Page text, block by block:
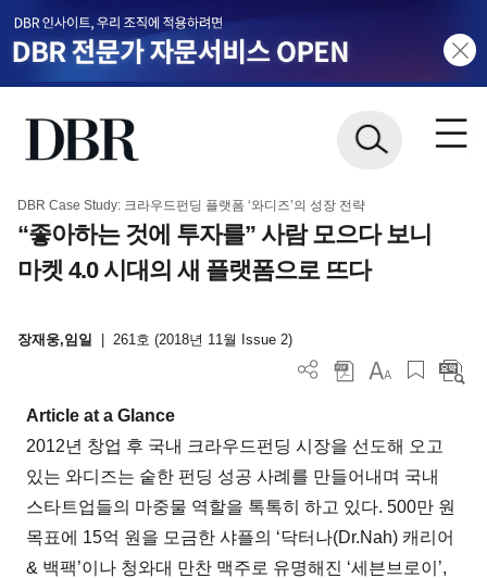
DBR Case Study: 크라우드펀딩 플랫폼 ‘와디즈’의 성장 전략
“좋아하는 것에 투자를” 사람 모으다 보니
마켓 4.0 시대의 새 플랫폼으로 뜨다
장재웅,임일 261호 (2018년 11월 Issue 2)
Article at a Glance
2012년 창업 후 국내 크라우드펀딩 시장을 선도해 오고
있는 와디즈는 숱한 펀딩 성공 사례를 만들어내며 국내
스타트업들의 마중물 역할을 톡톡히 하고 있다. 500만 원
목표에 15억 원을 모금한 샤플의 ‘닥터나(Dr.Nah) 캐리어
& 백팩’이나 청와대 만찬 맥주로 유명해진 ‘세븐브로이’,